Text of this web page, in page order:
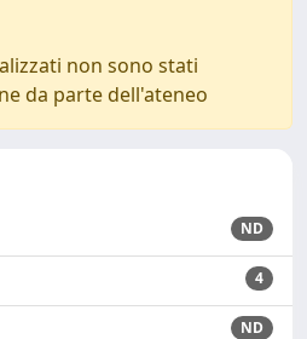
non sono stati
da parte dell'ateneo
ND
4
ND